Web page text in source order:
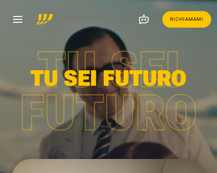
RICHIAMAMI
TU SEI
FUTURO
TU SEI FUTURO